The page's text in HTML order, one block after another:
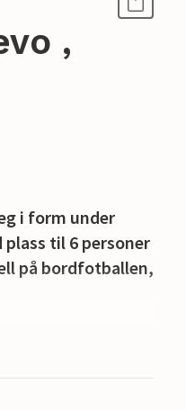
,
i form under
til 6 personer
på bordfotballen,
og den